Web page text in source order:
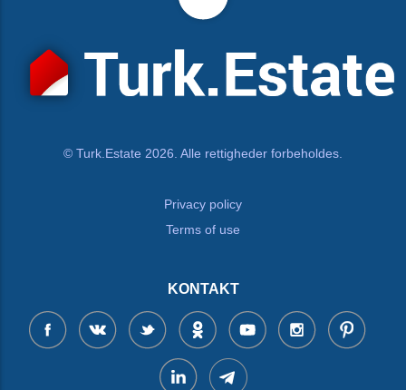
© Turk.Estate 2026. Alle rettigheder forbeholdes.
Privacy policy
Terms of use
KONTAKT